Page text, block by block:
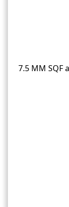
7.5 MM SQF